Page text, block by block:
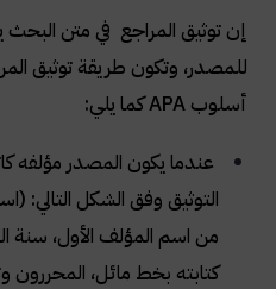
إن توثيق المراجع في متن
للمصدر، وتكون طريقة توثيق
أسلوب APAكما يلي:
عندما يكون المصدر مؤلفه
التوثيق وفق الشكل التالي:
من اسم المؤلف الأول، سنة
كتابته بخط مائل، المحررون